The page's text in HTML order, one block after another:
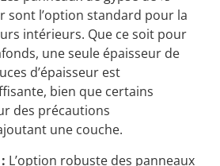
panneaux de gypse de ½
sont l’option standard pour la
intérieurs. Que ce soit pour
une seule épaisseur de
d’épaisseur est
bien que certains
des précautions